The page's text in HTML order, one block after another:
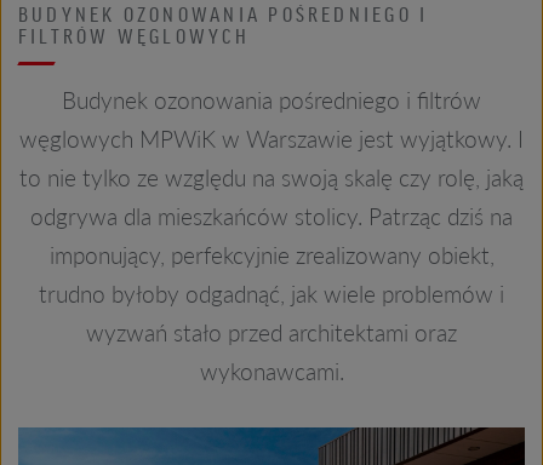
BUDYNEK OZONOWANIA POŚREDNIEGO I
FILTRÓW WĘGLOWYCH
Budynek ozonowania pośredniego i filtrów
węglowych MPWiK w Warszawie jest wyjątkowy. I
to nie tylko ze względu na swoją skalę czy rolę, jaką
odgrywa dla mieszkańców stolicy. Patrząc dziś na
imponujący, perfekcyjnie zrealizowany obiekt,
trudno byłoby odgadnąć, jak wiele problemów i
wyzwań stało przed architektami oraz
wykonawcami.